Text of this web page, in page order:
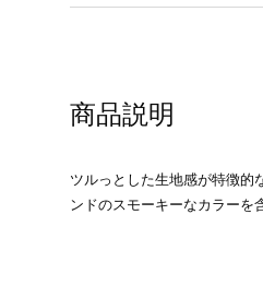
商品説明
ツルっとした生地感が特徴的
ンドのスモーキーなカラーを